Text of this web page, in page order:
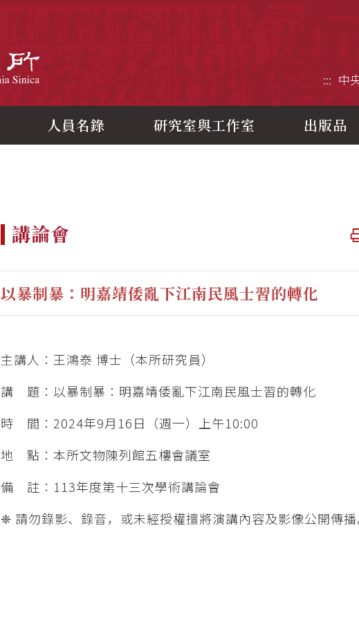
::: 中
人員名錄 研究室與工作室 出版品
講論會
以暴制暴：明嘉靖倭亂下江南民風士習的轉化
主講人：王鴻泰 博士（本所研究員）
講 題：以暴制暴：明嘉靖倭亂下江南民風士習的轉化
時 間：2024年9月16日（週一）上午10:00
地 點：本所文物陳列館五樓會議室
備 註：113年度第十三次學術講論會
❈ 請勿錄影、錄音，或未經授權擅將演講內容及影像公開傳